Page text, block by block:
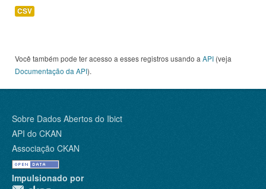
CSV
Você também pode ter acesso a esses registros usando a API (veja
Documentação da API).
Sobre Dados Abertos do Ibict
API do CKAN
Associação CKAN
Impulsionado por